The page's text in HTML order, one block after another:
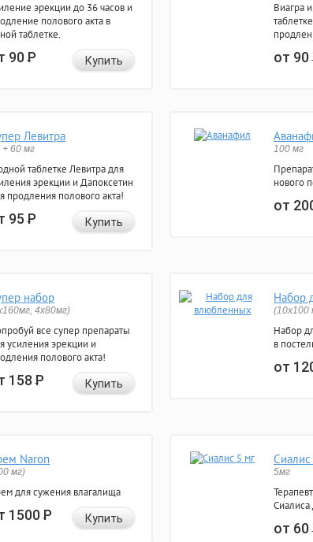
эрекции до 36 часов и
полового акта в
таблетке.
90Р Купить
Виагра
от 90
Левитра
+ 60 мг
таблетке Левитра для
эрекции и Дапоксетин
продления полового акта!
95Р Купить
100 мг
нового
от
набор
4х80мг)
все супер препараты
усиления эрекции и
полового акта!
158Р Купить
Набор
(10х100
Набор
в
от
Naron
мг)
для сужения влагалища
1500Р Купить
5мг
Сиалиса
от 60